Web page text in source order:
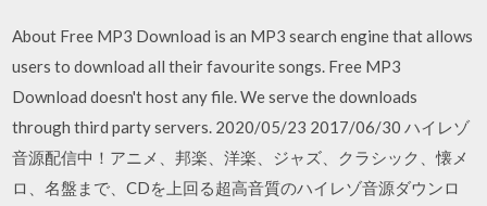
About Free MP3 Download is an MP3 search engine that allows
users to download all their favourite songs. Free MP3
Download doesn't host any file. We serve the downloads
through third party servers. 2020/05/23 2017/06/30 ハイレゾ
音源配信中！アニメ、邦楽、洋楽、ジャズ、クラシック、懐メ
ロ、名盤まで、CDを上回る超高音質のハイレゾ音源ダウンロ